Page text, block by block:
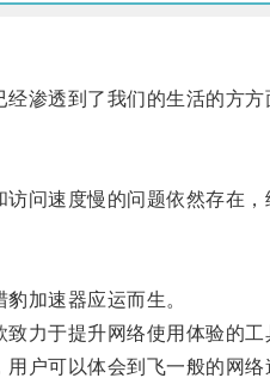
透到了我们的生活的方方
速度慢的问题依然存在，
加速器应运而生。
力于提升网络使用体验的工
可以体会到飞一般的网络